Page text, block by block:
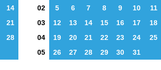
14
21
28
02
5 6 7 8 9 10
11
03
12 13 14 15 16 17
18
04
19 20 21 22 23 24
25
05
26 27 28 29 30 31